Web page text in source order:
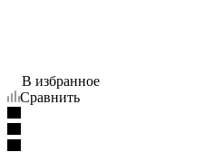
В избранное
Сравнить